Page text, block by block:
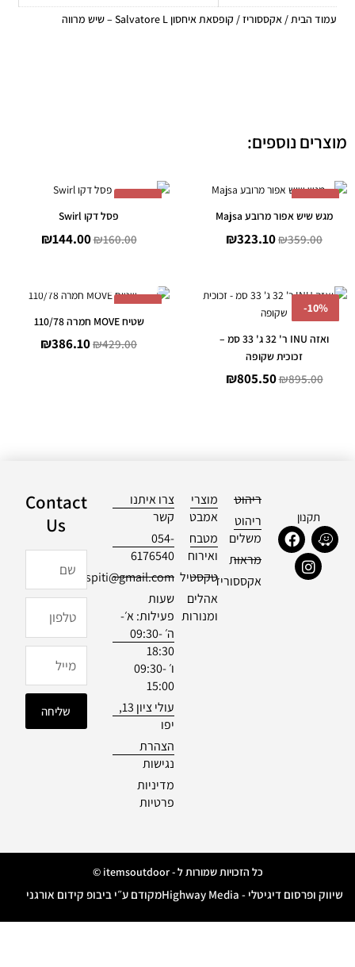
עמוד הבית/ אקססוריז/ קופסאת איחסון Salvatore L – שיש מרווה
מוצרים נוספים:
10%
-
מגש שיש אפור מרובע Majsa
₪359.00
המחיר
היה:
₪359.00.
₪323.10
המחיר
הוא:
10%
-
פסל דקו Swirl
₪160.00
המחיר
היה:
₪160.00.
₪144.00
10%
-
ואזה INU ר' 32 ג' 33 סמ –
זכוכית שקופה
₪895.00
המחיר
המקורי
₪895.00.
₪805.50
המחיר
₪805.50.
10%
-
שטיח MOVE חמרה 110/78
₪429.00
המחיר
היה:
₪429.00.
₪386.10
המחיר
הוא:
תקנון
W
a
z
e
F
a n
s
t
ריהוט
ריהוט
משלים
מראות
אקססוריז
מוצרי
אמבט
מטבח
ואירוח
טקסטיל
אהלים
ומנורות
צרו איתנו
קשר
054-
6176540
officialdespiti@gmail.com
שעות
פעילות: א׳-
ה׳ 09:30-
18:30
ו׳ 09:30-
15:00
עולי ציון 13,
יפו
הצהרת
נגישות
מדיניות
פרטיות
Contact
Us
שליחה
כל הזכויות שמורות ל - itemsoutdoor ©
שיווק ופרסום דיגיטלי - Highway Media מקודם ע״י ביבופ קידום אורגני